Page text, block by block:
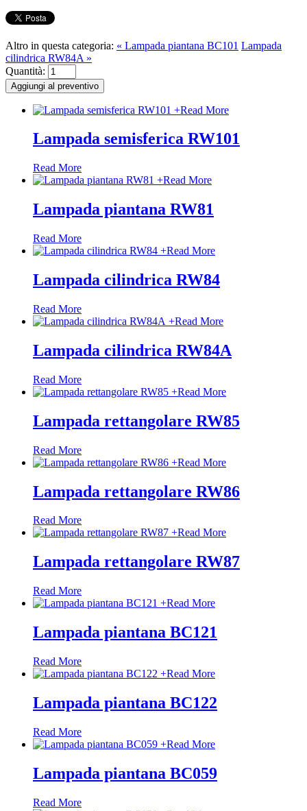
Altro in questa categoria: « Lampada piantana BC101 Lampada
cilindrica RW84A »
Quantità:
+Read More
Lampada semisferica RW101
Read More
+Read More
Lampada piantana RW81
Read More
+Read More
Lampada cilindrica RW84
Read More
+Read More
Lampada cilindrica RW84A
Read More
+Read More
Lampada rettangolare RW85
Read More
+Read More
Lampada rettangolare RW86
Read More
+Read More
Lampada rettangolare RW87
Read More
+Read More
Lampada piantana BC121
Read More
+Read More
Lampada piantana BC122
Read More
+Read More
Lampada piantana BC059
Read More